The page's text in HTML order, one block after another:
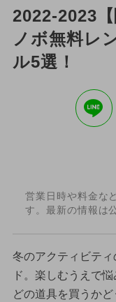
2022-2023
ノボ無料レ
ル5選！
営業日時や料金な
す。最新の情報は
冬のアクティビテ
ド。楽しむうえで
どの道具を買うか